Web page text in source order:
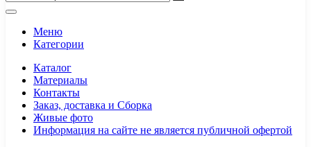
Меню
Категории
Каталог
Материалы
Контакты
Заказ, доставка и Сборка
Живые фото
Информация на сайте не является публичной офертой